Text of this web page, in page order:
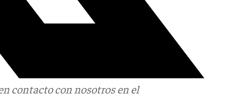
contacto con nosotros en el